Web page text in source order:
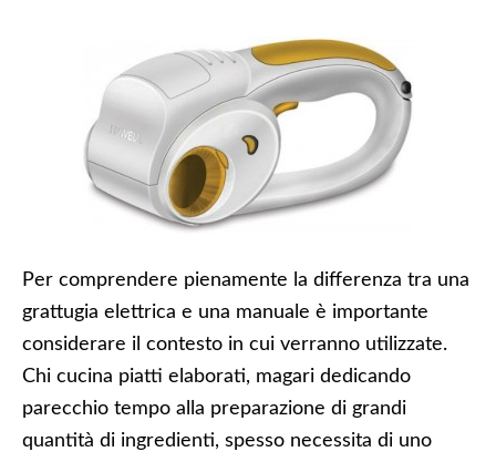
Per comprendere pienamente la differenza tra una
grattugia elettrica e una manuale è importante
considerare il contesto in cui verranno utilizzate.
Chi cucina piatti elaborati, magari dedicando
parecchio tempo alla preparazione di grandi
quantità di ingredienti, spesso necessita di uno